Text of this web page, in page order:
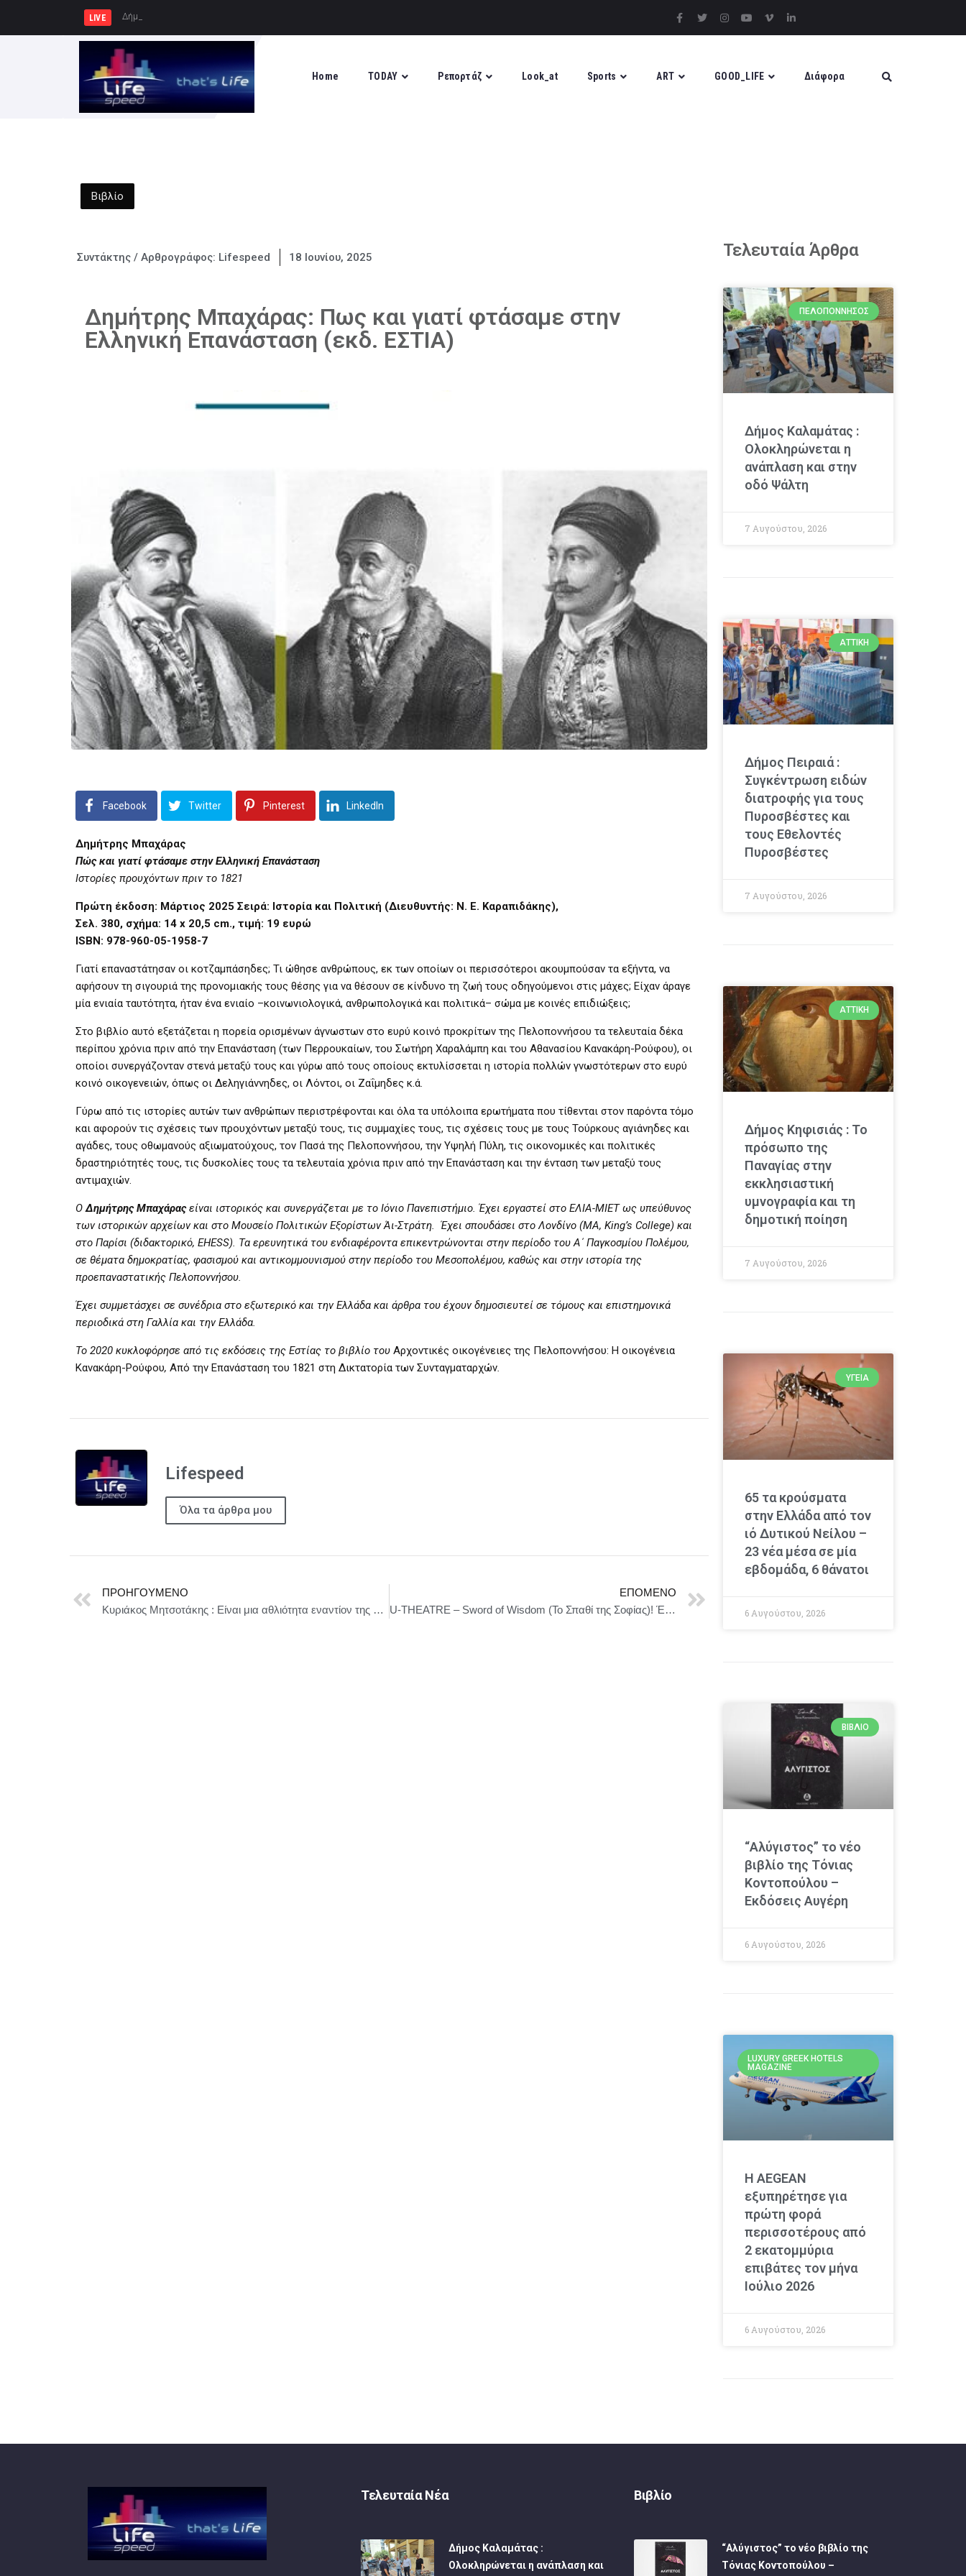
LIVE Δήμος Πειραιά : Συγκέντρωση
Home TODAY Ρεπορτάζ Look_at Sports ART GOOD_LIFE Διάφορα
Βιβλίο
Συντάκτης / Αρθρογράφος: Lifespeed 18 Ιουνίου, 2025
Δημήτρης Μπαχάρας: Πως και γιατί φτάσαμε στην
Ελληνική Επανάσταση (εκδ. ΕΣΤΙΑ)
Facebook Twitter Pinterest LinkedIn
Δημήτρης Μπαχάρας
Πώς και γιατί φτάσαμε στην Ελληνική Επανάσταση
Ιστορίες προυχόντων πριν το 1821
Πρώτη έκδοση: Μάρτιος 2025 Σειρά: Ιστορία και Πολιτική (Διευθυντής: N. E. Kαραπιδάκης),
Σελ. 380, σχήμα: 14 x 20,5 cm., τιμή: 19 ευρώ
ISBN: 978-960-05-1958-7
Γιατί επαναστάτησαν οι κοτζαμπάσηδες; Τι ώθησε ανθρώπους, εκ των οποίων οι περισσότεροι ακουμπούσαν τα εξήντα, να
αφήσουν τη σιγουριά της προνομιακής τους θέσης για να θέσουν σε κίνδυνο τη ζωή τους οδηγούμενοι στις μάχες; Είχαν άραγε
μία ενιαία ταυτότητα, ήταν ένα ενιαίο –κοινωνιολογικά, ανθρωπολογικά και πολιτικά– σώμα με κοινές επιδιώξεις;
Στο βιβλίο αυτό εξετάζεται η πορεία ορισμένων άγνωστων στο ευρύ κοινό προκρίτων της Πελοποννήσου τα τελευταία δέκα
περίπου χρόνια πριν από την Επανάσταση (των Περρουκαίων, του Σωτήρη Χαραλάμπη και του Αθανασίου Κανακάρη-Ρούφου), οι
οποίοι συνεργάζονταν στενά μεταξύ τους και γύρω από τους οποίους εκτυλίσσεται η ιστορία πολλών γνωστότερων στο ευρύ
κοινό οικογενειών, όπως οι Δεληγιάννηδες, οι Λόντοι, οι Ζαΐμηδες κ.ά.
Γύρω από τις ιστορίες αυτών των ανθρώπων περιστρέφονται και όλα τα υπόλοιπα ερωτήματα που τίθενται στον παρόντα τόμο
και αφορούν τις σχέσεις των προυχόντων μεταξύ τους, τις συμμαχίες τους, τις σχέσεις τους με τους Τούρκους αγιάνηδες και
αγάδες, τους οθωμανούς αξιωματούχους, τον Πασά της Πελοποννήσου, την Υψηλή Πύλη, τις οικονομικές και πολιτικές
δραστηριότητές τους, τις δυσκολίες τους τα τελευταία χρόνια πριν από την Επανάσταση και την ένταση των μεταξύ τους
αντιμαχιών.
ΟΔημήτρης Μπαχάραςείναι ιστορικός και συνεργάζεται με το Ιόνιο Πανεπιστήμιο. Έχει εργαστεί στο ΕΛΙΑ-ΜΙΕΤ ως υπεύθυνος
των ιστορικών αρχείων και στο Μουσείο Πολιτικών Εξορίστων Άι-Στράτη. Έχει σπουδάσει στο Λονδίνο (MA, King’s College) και
στο Παρίσι (διδακτορικό, EHESS). Τα ερευνητικά του ενδιαφέροντα επικεντρώνονται στην περίοδο του Α΄ Παγκοσμίου Πολέμου,
σε θέματα δημοκρατίας, φασισμού και αντικομμουνισμού στην περίοδο του Μεσοπολέμου, καθώς και στην ιστορία της
προεπαναστατικής Πελοποννήσου.
Έχει συμμετάσχει σε συνέδρια στο εξωτερικό και την Ελλάδα και άρθρα του έχουν δημοσιευτεί σε τόμους και επιστημονικά
περιοδικά στη Γαλλία και την Ελλάδα.
Το 2020 κυκλοφόρησε από τις εκδόσεις της Εστίας το βιβλίο του Αρχοντικές οικογένειες της Πελοποννήσου: Η οικογένεια
Κανακάρη-Ρούφου, Από την Επανάσταση του 1821 στη Δικτατορία των Συνταγματαρχών.
Lifespeed
Όλα τα άρθρα μου
ΠΡΟΗΓΟΎΜΕΝΟ
Κυριάκος Μητσοτάκης : Είναι μια αθλιότητα εναντίον της παράταξης που επανέφερε τη δημοκρατία στην Ελλάδα.
ΕΠΌΜΕΝΟ
U-THEATRE – Sword of Wisdom (Το Σπαθί της Σοφίας)! Έρχεται στην Αθήνα!!! Θέατρο Παλλάς
Τελευταία Άρθρα
ΠΕΛΟΠΌΝΝΗΣΟΣ
Δήμος Καλαμάτας :
Ολοκληρώνεται η
ανάπλαση και στην
οδό Ψάλτη
7 Αυγούστου, 2026
ΑΤΤΙΚΉ
Δήμος Πειραιά :
Συγκέντρωση ειδών
διατροφής για τους
Πυροσβέστες και
τους Εθελοντές
Πυροσβέστες
7 Αυγούστου, 2026
ΑΤΤΙΚΉ
Δήμος Κηφισιάς : Το
πρόσωπο της
Παναγίας στην
εκκλησιαστική
υμνογραφία και τη
δημοτική ποίηση
7 Αυγούστου, 2026
ΥΓΕΊΑ
65 τα κρούσματα
στην Ελλάδα από τον
ιό Δυτικού Νείλου –
23 νέα μέσα σε μία
εβδομάδα, 6 θάνατοι
6 Αυγούστου, 2026
ΒΙΒΛΊΟ
“Αλύγιστος” το νέο
βιβλίο της Τόνιας
Κοντοπούλου –
Εκδόσεις Αυγέρη
6 Αυγούστου, 2026
LUXURY GREEK HOTELS
MAGAZINE
Η AEGEAN
εξυπηρέτησε για
πρώτη φορά
περισσοτέρους από
2 εκατομμύρια
επιβάτες τον μήνα
Ιούλιο 2026
6 Αυγούστου, 2026
Τελευταία Νέα
Δήμος Καλαμάτας :
Ολοκληρώνεται η ανάπλαση και
Βιβλίο
“Αλύγιστος” το νέο βιβλίο της
Τόνιας Κοντοπούλου –